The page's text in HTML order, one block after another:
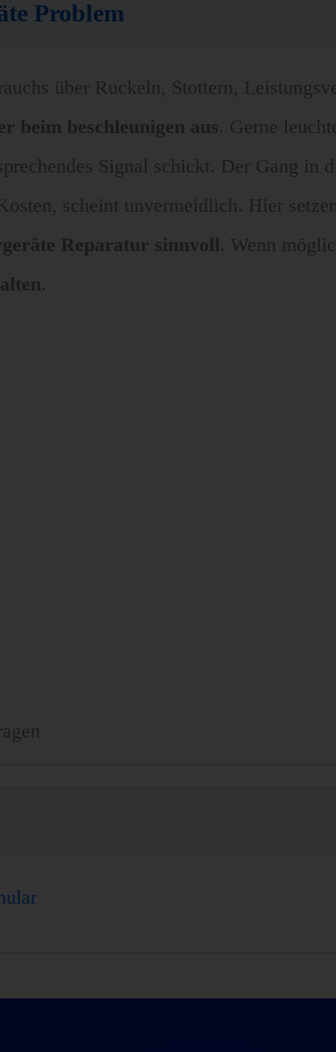
Problem
über Ruckeln, Stottern,
beim beschleunigen aus. Gerne
Signal schickt. Der Gang in
scheint unvermeidlich. Hier
Reparatur sinnvoll. Wenn
.